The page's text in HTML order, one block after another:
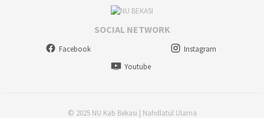
SOCIAL NETWORK
Facebook
Instagram
Youtube
© 2025 NU Kab Bekasi | Nahdlatul Ulama